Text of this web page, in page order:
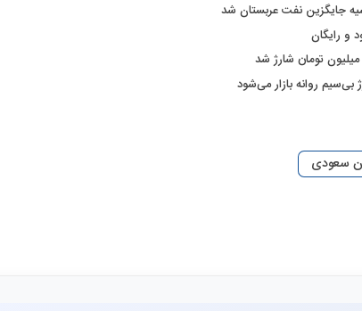
جایگزین نفت عربستان شد
سعودی